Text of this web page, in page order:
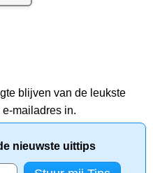
blijven van de leukste
mailadres in.
nieuwste uittips